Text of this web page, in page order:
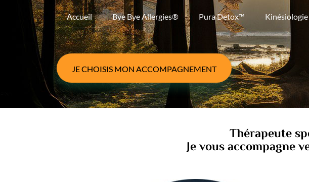
Accueil Bye Bye Allergies® Pura Detox™ Kinésiologie
JE CHOISIS MON ACCOMPAGNEMENT
Thérapeute
Je vous accompagne